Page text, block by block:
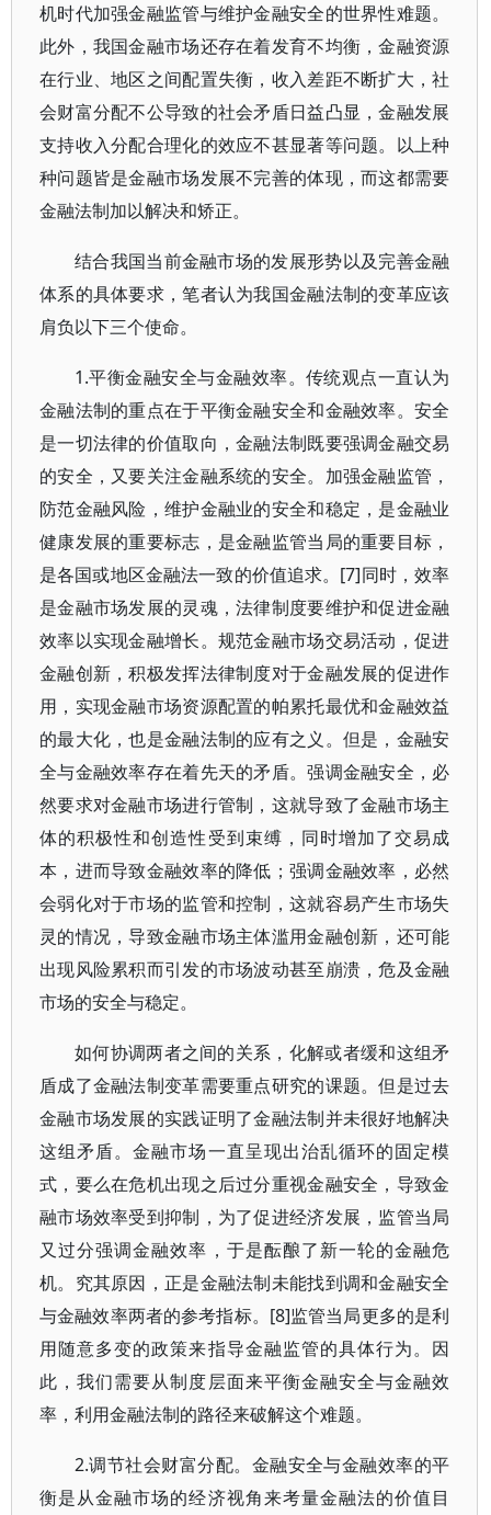
机时代加强金融监管与维护金融安全的世界性难题。
此外，我国金融市场还存在着发育不均衡，金融资源
在行业、地区之间配置失衡，收入差距不断扩大，社
会财富分配不公导致的社会矛盾日益凸显，金融发展
支持收入分配合理化的效应不甚显著等问题。以上种
种问题皆是金融市场发展不完善的体现，而这都需要
金融法制加以解决和矫正。
结合我国当前金融市场的发展形势以及完善金融
体系的具体要求，笔者认为我国金融法制的变革应该
肩负以下三个使命。
1.平衡金融安全与金融效率。传统观点一直认为
金融法制的重点在于平衡金融安全和金融效率。安全
是一切法律的价值取向，金融法制既要强调金融交易
的安全，又要关注金融系统的安全。加强金融监管，
防范金融风险，维护金融业的安全和稳定，是金融业
健康发展的重要标志，是金融监管当局的重要目标，
是各国或地区金融法一致的价值追求。[7]同时，效率
是金融市场发展的灵魂，法律制度要维护和促进金融
效率以实现金融增长。规范金融市场交易活动，促进
金融创新，积极发挥法律制度对于金融发展的促进作
用，实现金融市场资源配置的帕累托最优和金融效益
的最大化，也是金融法制的应有之义。但是，金融安
全与金融效率存在着先天的矛盾。强调金融安全，必
然要求对金融市场进行管制，这就导致了金融市场主
体的积极性和创造性受到束缚，同时增加了交易成
本，进而导致金融效率的降低；强调金融效率，必然
会弱化对于市场的监管和控制，这就容易产生市场失
灵的情况，导致金融市场主体滥用金融创新，还可能
出现风险累积而引发的市场波动甚至崩溃，危及金融
市场的安全与稳定。
如何协调两者之间的关系，化解或者缓和这组矛
盾成了金融法制变革需要重点研究的课题。但是过去
金融市场发展的实践证明了金融法制并未很好地解决
这组矛盾。金融市场一直呈现出治乱循环的固定模
式，要么在危机出现之后过分重视金融安全，导致金
融市场效率受到抑制，为了促进经济发展，监管当局
又过分强调金融效率，于是酝酿了新一轮的金融危
机。究其原因，正是金融法制未能找到调和金融安全
与金融效率两者的参考指标。[8]监管当局更多的是利
用随意多变的政策来指导金融监管的具体行为。因
此，我们需要从制度层面来平衡金融安全与金融效
率，利用金融法制的路径来破解这个难题。
2.调节社会财富分配。金融安全与金融效率的平
衡是从金融市场的经济视角来考量金融法的价值目